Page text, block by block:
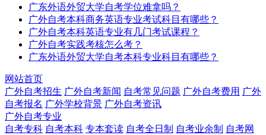
广东外语外贸大学自考学位难拿吗？
广外自考本科商务英语专业考试科目有哪些？
广外自考本科英语专业有几门考试课程？
广外自考实践考核怎么考？
广东外语外贸大学自考本科专业科目有哪些？
网站首页
广外自考招生 广外自考新闻 自考常见问题 广外自考费用 广外
自考报名 广外学校背景 广外自考资讯
广外自考专业
自考专科 自考本科 专本套读 自考全日制 自考业余制 自考网